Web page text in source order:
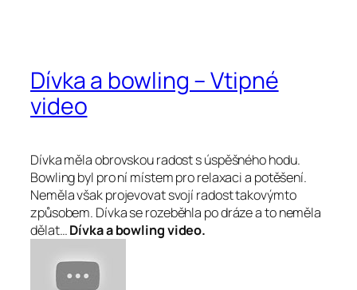
Dívka a bowling – Vtipné
video
Dívka měla obrovskou radost s úspěšného hodu.
Bowling byl pro ní místem pro relaxaci a potěšení.
Neměla však projevovat svojí radost takovýmto
způsobem. Dívka se rozeběhla po dráze a to neměla
dělat…Dívka a bowling video.